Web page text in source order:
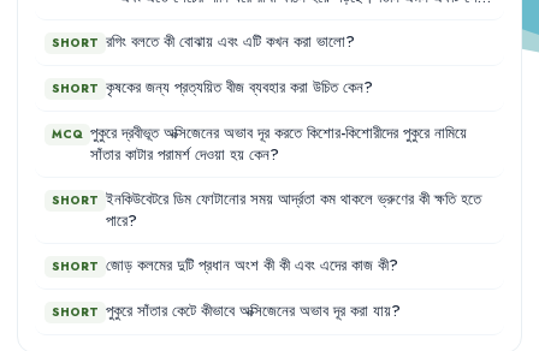
কমাতে সাহায্য করবে।
SHORT রগিং বলতে কী বোঝায় এবং এটি কখন করা ভালো?
SHORT কৃষকের জন্য প্রত্যয়িত বীজ ব্যবহার করা উচিত কেন?
MCQ পুকুরে দ্রবীভূত অক্সিজেনের অভাব দূর করতে কিশোর-কিশোরীদের পুকুরে নামিয়ে
সাঁতার কাটার পরামর্শ দেওয়া হয় কেন?
SHORT ইনকিউবেটরে ডিম ফোটানোর সময় আর্দ্রতা কম থাকলে ভ্রুণের কী ক্ষতি হতে
পারে?
SHORT জোড় কলমের দুটি প্রধান অংশ কী কী এবং এদের কাজ কী?
SHORT পুকুরে সাঁতার কেটে কীভাবে অক্সিজেনের অভাব দূর করা যায়?